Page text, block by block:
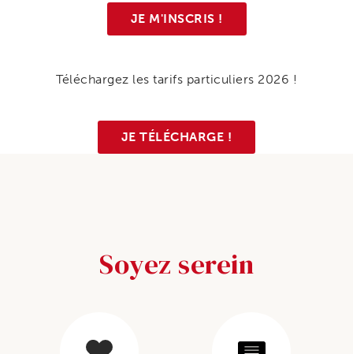
JE M'INSCRIS !
Téléchargez les tarifs particuliers 2026 !
JE TÉLÉCHARGE !
Soyez serein